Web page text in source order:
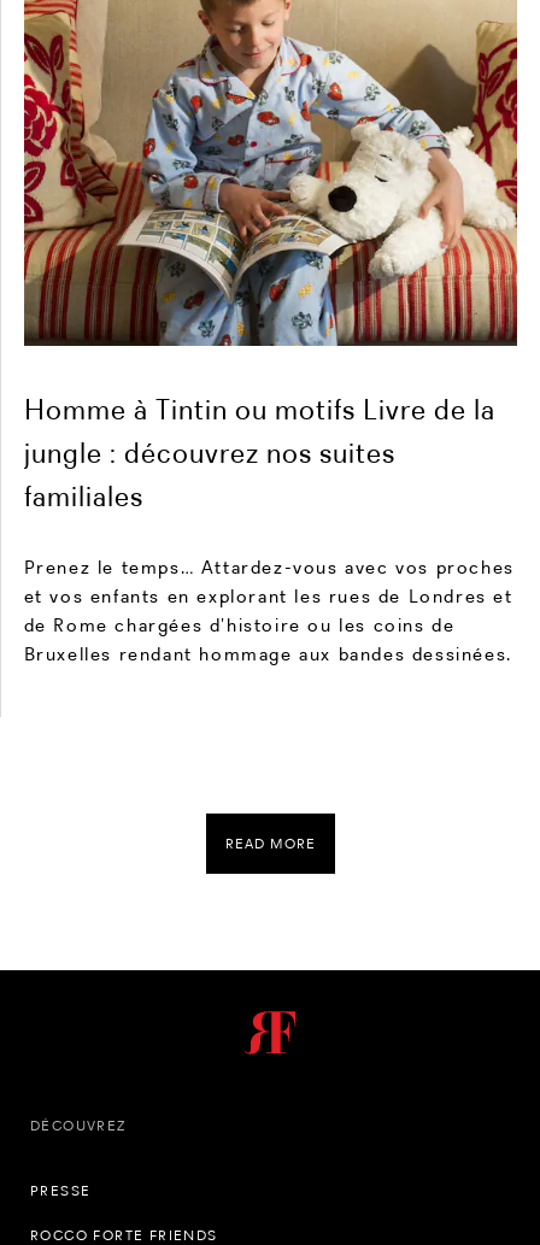
Homme à Tintin ou motifs Livre de la
jungle : découvrez nos suites
familiales
Prenez le temps… Attardez-vous avec vos proches
et vos enfants en explorant les rues de Londres et
de Rome chargées d’histoire ou les coins de
Bruxelles rendant hommage aux bandes dessinées.
READ MORE
DÉCOUVREZ
PRESSE
ROCCO FORTE FRIENDS